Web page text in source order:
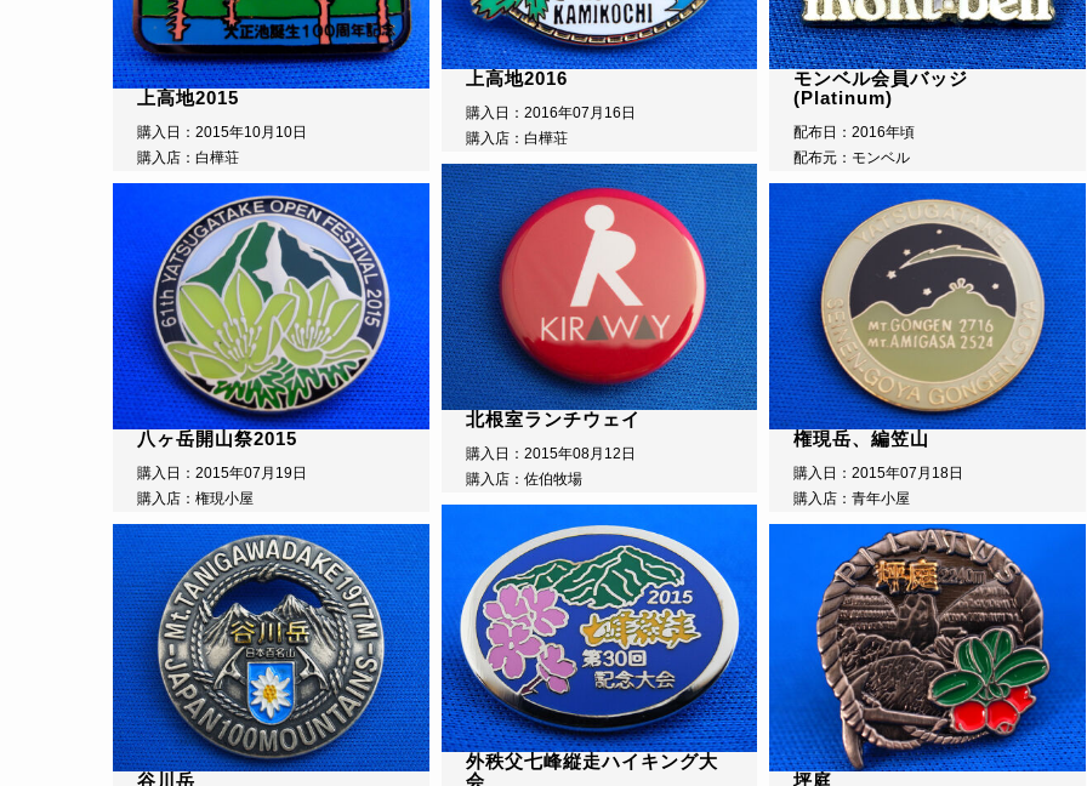
上高地2015
購入日：2015年10月10日
購入店：白樺荘
八ヶ岳開山祭2015
購入日：2015年07月19日
購入店：権現小屋
谷川岳
上高地2016
購入日：2016年07月16日
購入店：白樺荘
北根室ランチウェイ
購入日：2015年08月12日
購入店：佐伯牧場
外秩父七峰縦走ハイキング大
会
モンベル会員バッジ
(Platinum)
配布日：2016年頃
配布元：モンベル
権現岳、編笠山
購入日：2015年07月18日
購入店：青年小屋
坪庭